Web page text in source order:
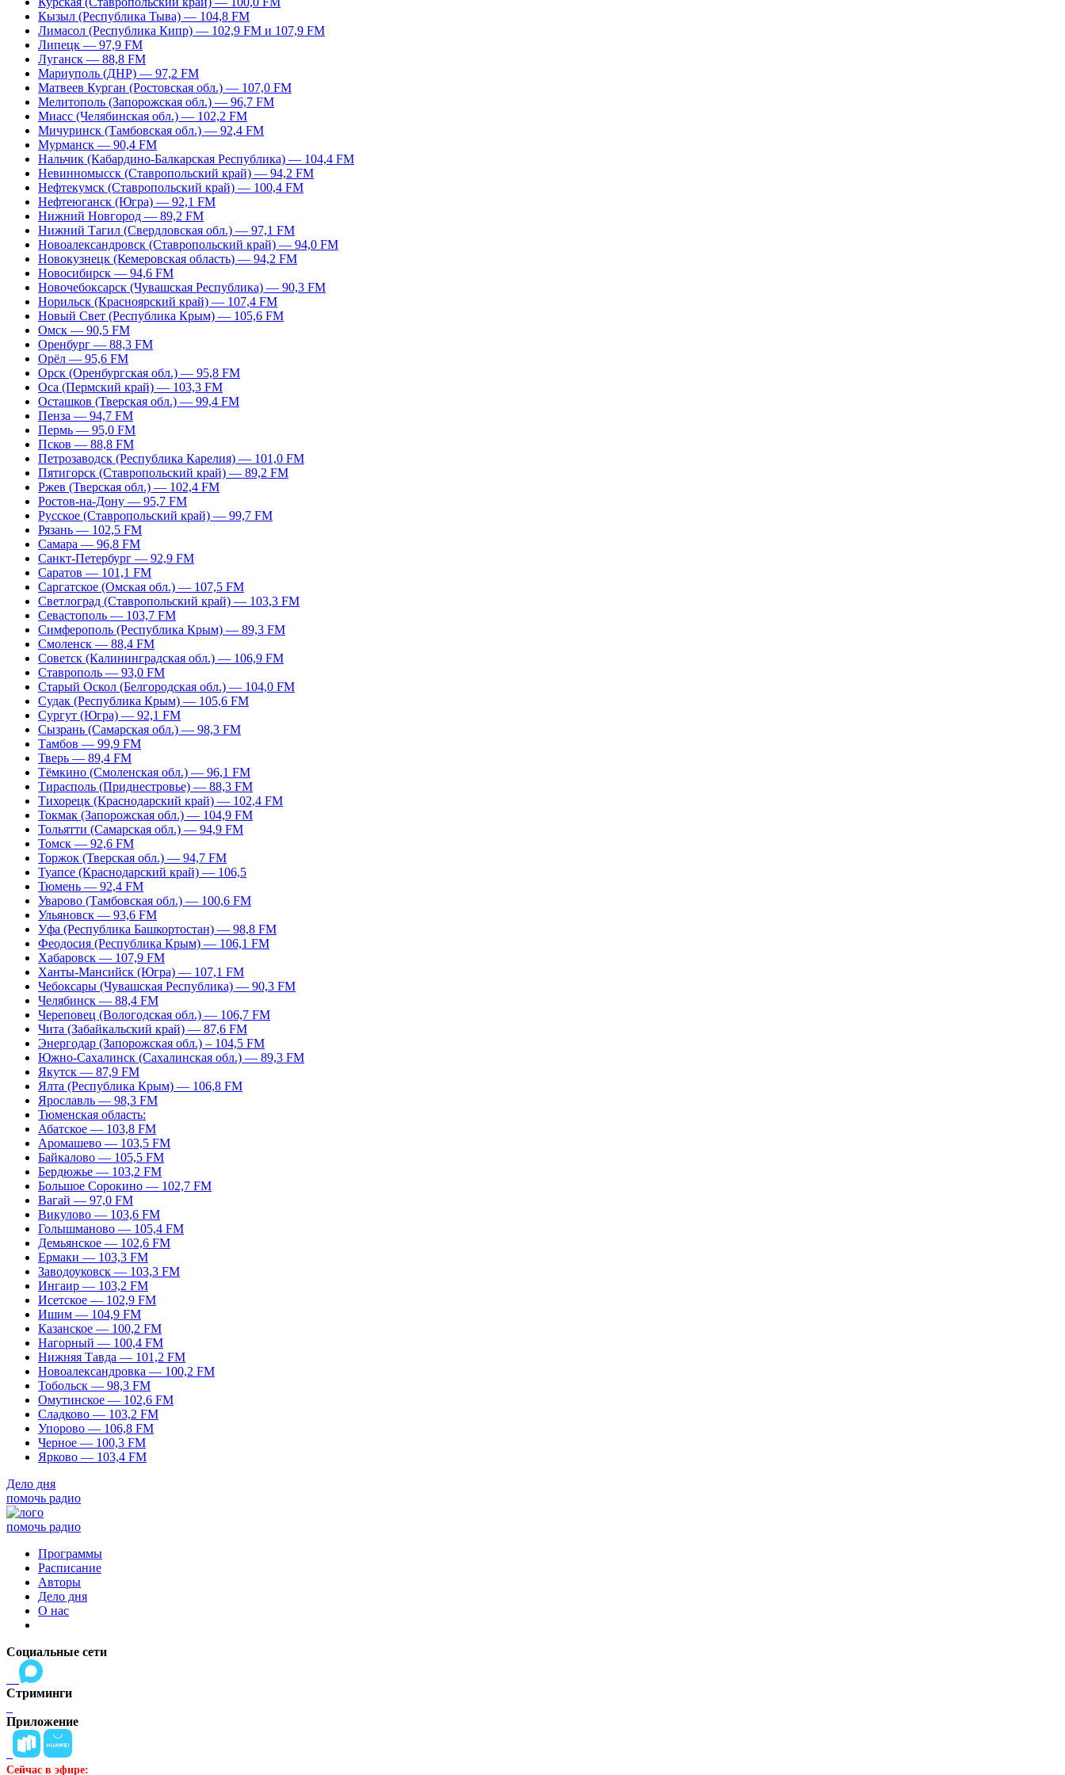
Кызыл (Республика Тыва) — 104,8 FM
Лимасол (Республика Кипр) — 102,9 FM и 107,9 FM
Липецк — 97,9 FM
Луганск — 88,8 FM
Мариуполь (ДНР) — 97,2 FM
Матвеев Курган (Ростовская обл.) — 107,0 FM
Мелитополь (Запорожская обл.) — 96,7 FM
Миасс (Челябинская обл.) — 102,2 FM
Мичуринск (Тамбовская обл.) — 92,4 FM
Мурманск — 90,4 FM
Нальчик (Кабардино-Балкарская Республика) — 104,4 FM
Невинномысск (Ставропольский край) — 94,2 FM
Нефтекумск (Ставропольский край) — 100,4 FM
Нефтеюганск (Югра) — 92,1 FM
Нижний Новгород — 89,2 FM
Нижний Тагил (Свердловская обл.) — 97,1 FM
Новоалександровск (Ставропольский край) — 94,0 FM
Новокузнецк (Кемеровская область) — 94,2 FM
Новосибирск — 94,6 FM
Новочебоксарск (Чувашская Республика) — 90,3 FM
Норильск (Красноярский край) — 107,4 FM
Новый Свет (Республика Крым) — 105,6 FM
Омск — 90,5 FM
Оренбург — 88,3 FM
Орёл — 95,6 FM
Орск (Оренбургская обл.) — 95,8 FM
Оса (Пермский край) — 103,3 FM
Осташков (Тверская обл.) — 99,4 FM
Пенза — 94,7 FM
Пермь — 95,0 FM
Псков — 88,8 FM
Петрозаводск (Республика Карелия) — 101,0 FM
Пятигорск (Ставропольский край) — 89,2 FM
Ржев (Тверская обл.) — 102,4 FM
Ростов-на-Дону — 95,7 FM
Русское (Ставропольский край) — 99,7 FM
Рязань — 102,5 FM
Самара — 96,8 FM
Санкт-Петербург — 92,9 FM
Саратов — 101,1 FM
Саргатское (Омская обл.) — 107,5 FM
Светлоград (Ставропольский край) — 103,3 FM
Севастополь — 103,7 FM
Симферополь (Республика Крым) — 89,3 FM
Смоленск — 88,4 FM
Советск (Калининградская обл.) — 106,9 FM
Ставрополь — 93,0 FM
Старый Оскол (Белгородская обл.) — 104,0 FM
Судак (Республика Крым) — 105,6 FM
Сургут (Югра) — 92,1 FM
Сызрань (Самарская обл.) — 98,3 FM
Тамбов — 99,9 FM
Тверь — 89,4 FM
Тёмкино (Смоленская обл.) — 96,1 FM
Тирасполь (Приднестровье) — 88,3 FM
Тихорецк (Краснодарский край) — 102,4 FM
Токмак (Запорожская обл.) — 104,9 FM
Тольятти (Самарская обл.) — 94,9 FM
Томск — 92,6 FM
Торжок (Тверская обл.) — 94,7 FM
Туапсе (Краснодарский край) — 106,5
Тюмень — 92,4 FM
Уварово (Тамбовская обл.) — 100,6 FM
Ульяновск — 93,6 FM
Уфа (Республика Башкортостан) — 98,8 FM
Феодосия (Республика Крым) — 106,1 FM
Хабаровск — 107,9 FM
Ханты-Мансийск (Югра) — 107,1 FM
Чебоксары (Чувашская Республика) — 90,3 FM
Челябинск — 88,4 FM
Череповец (Вологодская обл.) — 106,7 FM
Чита (Забайкальский край) — 87,6 FM
Энергодар (Запорожская обл.) – 104,5 FM
Южно-Сахалинск (Сахалинская обл.) — 89,3 FM
Якутск — 87,9 FM
Ялта (Республика Крым) — 106,8 FM
Ярославль — 98,3 FM
Тюменская область:
Абатское — 103,8 FM
Аромашево — 103,5 FM
Байкалово — 105,5 FM
Бердюжье — 103,2 FM
Большое Сорокино — 102,7 FM
Вагай — 97,0 FM
Викулово — 103,6 FM
Голышманово — 105,4 FM
Демьянское — 102,6 FM
Ермаки — 103,3 FM
Заводоуковск — 103,3 FM
Ингаир — 103,2 FM
Исетское — 102,9 FM
Ишим — 104,9 FM
Казанское — 100,2 FM
Нагорный — 100,4 FM
Нижняя Тавда — 101,2 FM
Новоалександровка — 100,2 FM
Тобольск — 98,3 FM
Омутинское — 102,6 FM
Сладково — 103,2 FM
Упорово — 106,8 FM
Черное — 100,3 FM
Ярково — 103,4 FM
Дело дня
помочь радио
помочь радио
Программы
Расписание
Авторы
Дело дня
О нас
Социальные сети
Стриминги
Приложение
Сейчас в эфире: